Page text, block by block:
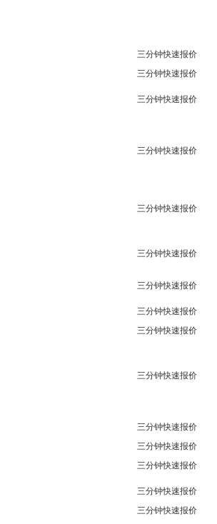
三分钟快速报价
三分钟快速报价
三分钟快速报价
三分钟快速报价
三分钟快速报价
三分钟快速报价
三分钟快速报价
三分钟快速报价
三分钟快速报价
三分钟快速报价
三分钟快速报价
三分钟快速报价
三分钟快速报价
三分钟快速报价
三分钟快速报价